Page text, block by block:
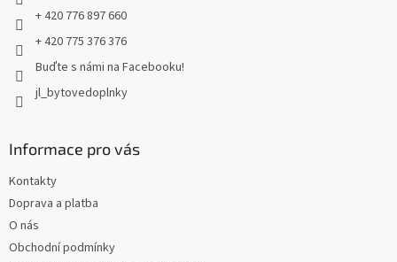
+ 420 776 897 660
+ 420 775 376 376
Buďte s námi na Facebooku!
jl_bytovedoplnky
Informace pro vás
Kontakty
Doprava a platba
O nás
Obchodní podmínky